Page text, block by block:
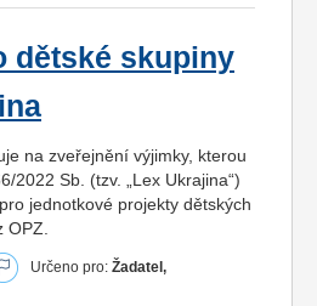
dětské skupiny
na zveřejnění výjimky, kterou
2022 Sb. (tzv. „Lex Ukrajina“)
jednotkové projekty dětských
Určeno pro: Žadatel,